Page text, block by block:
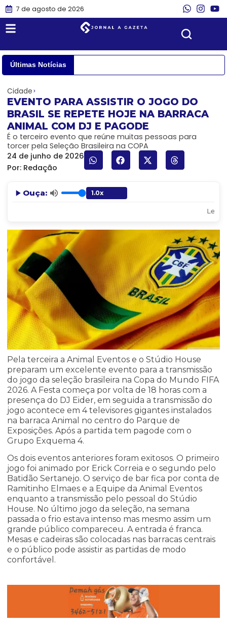
7 de agosto de 2026
Últimas Notícias
Cidade
EVENTO PARA ASSISTIR O JOGO DO
BRASIL SE REPETE HOJE NA BARRACA
ANIMAL COM DJ E PAGODE
É o terceiro evento que reúne muitas pessoas para
torcer pela Seleção Brasileira na COPA
24 de junho de 2026
Por: Redação
Ouça:
Pela terceira a Animal Eventos e o Stúdio House
preparam um excelente evento para a transmissão
do jogo da seleção brasileira na Copa do Mundo FIFA
2026. A Festa começa por volta de 18 horas com a
presença do DJ Eider, em seguida a transmissão do
jogo acontece em 4 televisores gigantes instalados
na barraca Animal no centro do Parque de
Exposições. Após a partida tem pagode com o
Grupo Exquema 4.
Os dois eventos anteriores foram exitosos. O primeiro
jogo foi animado por Erick Correia e o segundo pelo
Batidão Sertanejo. O serviço de bar fica por conta de
Ramitinho Elmaes e a Equipe da Animal Eventos
enquanto a transmissão pelo pessoal do Stúdio
House. No último jogo da seleção, na semana
passada o frio estava intenso mas mesmo assim um
grande público compareceu. A entrada é franca.
Mesas e cadeiras são colocadas nas barracas centrais
e o público pode assistir as partidas de modo
confortável.